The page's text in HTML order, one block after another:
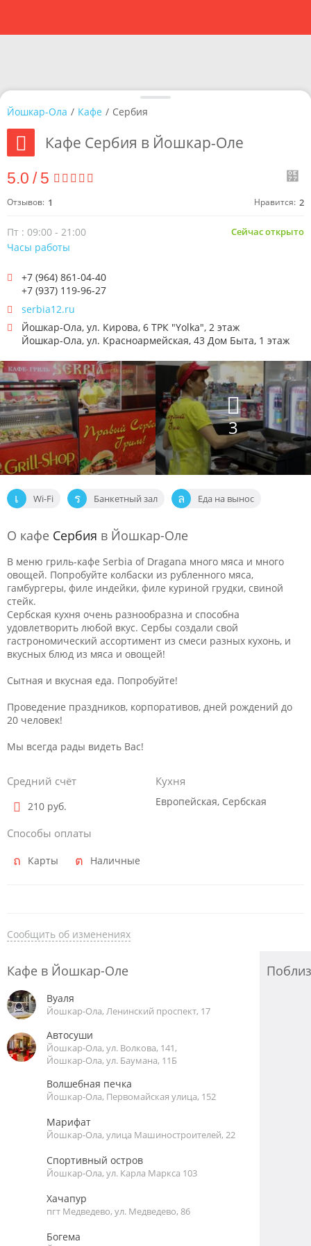
3
Wi-Fi Банкетный зал Еда на вынос
Йошкар-Ола / Кафе / Сербия
Кафе Сербия в Йошкар-Оле
5.0 / 5
Отзывов: 1 Нравится: 2
+7 (964) 861-04-40
+7 (937) 119-96-27
serbia12.ru
Йошкар-Ола, ул. Кирова, 6 ТРК "Yolka", 2 этаж
Йошкар-Ола, ул. Красноармейская, 43 Дом Быта, 1 этаж
Сейчас открыто
Пт : 09:00 - 21:00
Часы работы
О кафе Сербия в Йошкар-Оле
В меню гриль-кафе Serbia of Dragana много мяса и много
овощей. Попробуйте колбаски из рубленного мяса,
гамбургеры, филе индейки, филе куриной грудки, свиной
стейк.
Сербская кухня очень разнообразна и способна
удовлетворить любой вкус. Сербы создали свой
гастрономический ассортимент из смеси разных кухонь, и
вкусных блюд из мяса и овощей!
Сытная и вкусная еда. Попробуйте!
Проведение праздников, корпоративов, дней рождений до
20 человек!
Мы всегда рады видеть Вас!
Средний счёт
210 руб.
Способы оплаты
Карты Наличные
Кухня
Европейская, Сербская
Сообщить об изменениях
Кафе в Йошкар-Оле
Вуаля
Йошкар-Ола, Ленинский проспект, 17
Автосуши
Йошкар-Ола, ул. Волкова, 141,
Йошкар-Ола, ул. Баумана, 11Б
Волшебная печка
Йошкар-Ола, Первомайская улица, 152
Марифат
Йошкар-Ола, улица Машиностроителей, 22
Спортивный остров
Йошкар-Ола, ул. Карла Маркса 103
Хачапур
пгт Медведево, ул. Медведево, 86
Богема